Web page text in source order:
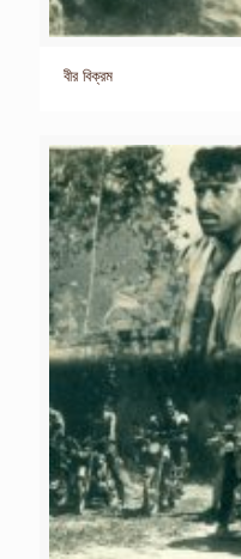
বীর বিক্রম